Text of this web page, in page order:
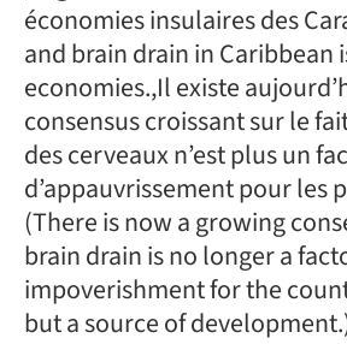
économies insulaires des
and brain drain in Caribbean
economies.,Il existe
consensus croissant sur le
des cerveaux n’est plus un
d’appauvrissement pour les
(There is now a growing
brain drain is no longer a
impoverishment for the
but a source of